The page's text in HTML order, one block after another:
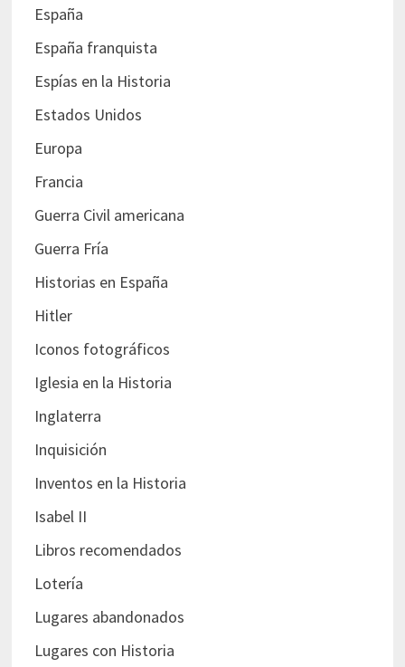
España
España franquista
Espías en la Historia
Estados Unidos
Europa
Francia
Guerra Civil americana
Guerra Fría
Historias en España
Hitler
Iconos fotográficos
Iglesia en la Historia
Inglaterra
Inquisición
Inventos en la Historia
Isabel II
Libros recomendados
Lotería
Lugares abandonados
Lugares con Historia